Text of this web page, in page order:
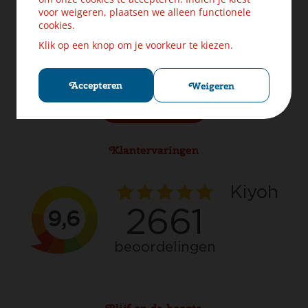
voor weigeren, plaatsen we alleen functionele
cookies.
Klik op een knop om je voorkeur te kiezen.
Accepteren Weigeren
Levering & Verzendinformatie
Ruilen & Retourneren
Klachten? Laat ons helpen!
Cookies
Klantervaringen